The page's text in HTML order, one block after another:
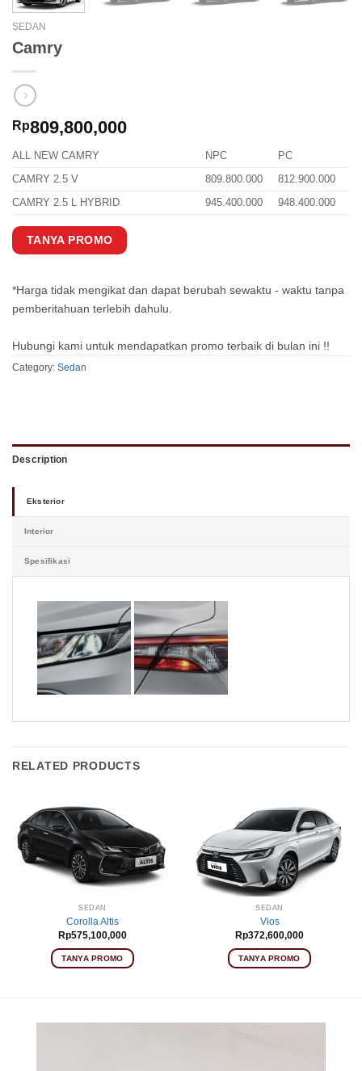
SEDAN
Camry
Rp809,800,000
ALL NEW CAMRY NPC
PC
CAMRY 2.5 V
809.800.000
812.900.000
CAMRY 2.5 L HYBRID
945.400.000 948.400.000
TANYA PROMO
*Harga tidak mengikat dan dapat berubah sewaktu - waktu tanpa
pemberitahuan terlebih dahulu.
Hubungi kami untuk mendapatkan promo terbaik di bulan ini !!
Category: Sedan
Description
Eksterior
Interior
Spesifikasi
RELATED PRODUCTS
SEDAN
Corolla Altis
Rp575,100,000
TANYA PROMO
SEDAN
Vios
Rp372,600,000
TANYA PROMO